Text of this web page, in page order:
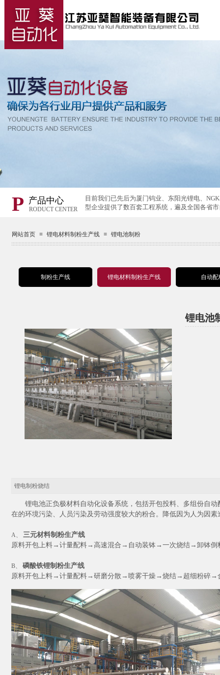
P
目前我们已先后为厦门钨业、东阳光锂电、
型企业提供了数百套工程系统，遍及全国各省
产品中心
RODUCT CENTER
网站首页 ≡ 锂电材料制粉生产线 ≡ 锂电池制粉
制粉生产线 锂电材料制粉生产线 自动配
锂电池
锂电制粉烧结
锂电池正负极材料自动化设备系统，包括开包投料、多组份自
在的环境污染、人员污染及劳动强度较大的粉合。降低因为人为因
A、 三元材料制粉生产线
原料开包上料→计量配料→高速混合→自动装钵 →一次烧结→卸钵
B、 磷酸铁锂制粉生产线
原料开包上料→计量配料→研磨分散→喷雾干燥→烧结→超细粉碎